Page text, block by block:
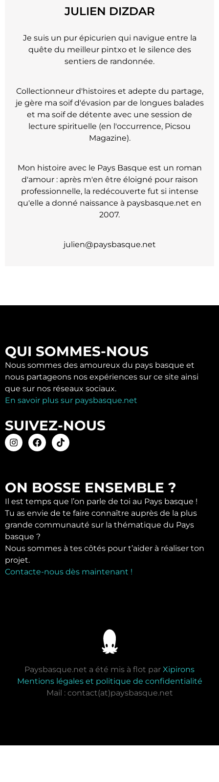
JULIEN DIZDAR
Je suis un pur épicurien qui navigue entre la
quête du meilleur pintxo et le silence des
sentiers de randonnée.
Collectionneur d'histoires et adepte du partage,
je gère ma soif d'évasion par de longues balades
et ma soif de détente avec une session de
lecture spirituelle (en l'occurrence, Picsou
Magazine).
Mon histoire avec le Pays Basque est un roman
d'amour : après m'en être éloigné pour raison
professionnelle, la redécouverte fut si intense
qu'elle a donné naissance à paysbasque.net en
2007.
julien@paysbasque.net
QUI SOMMES-NOUS
Nous sommes des amoureux du pays basque et
nous partageons nos expériences sur ce site ainsi
que sur nos réseaux sociaux.
En savoir plus sur paysbasque.net
SUIVEZ-NOUS
ON BOSSE ENSEMBLE ?
Il est temps que l’on parle de toi au Pays basque !
Tu as envie de te faire connaître auprès de la plus
grande communauté sur la thématique du Pays
basque ?
Nous sommes à tes côtés pour t’aider à réaliser ton
projet.
Contacte-nous dès maintenant !
Paysbasque.net a été mis à flot par Xipirons
Mentions légales et politique de confidentialité
Mail : contact(at)paysbasque.net